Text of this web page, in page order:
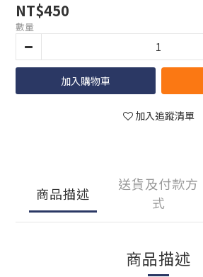
NT$450
數量
加入購物車
加入追蹤清單
商品描述
送貨及付款方
式
商品描述